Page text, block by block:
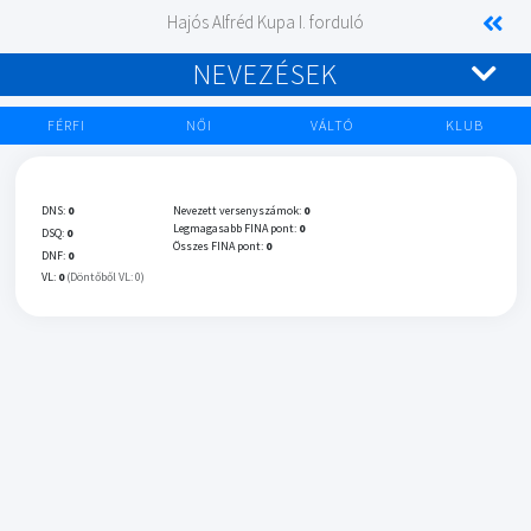
Hajós Alfréd Kupa I. forduló
NEVEZÉSEK
FÉRFI NŐI VÁLTÓ KLUB
DNS: 0
DSQ: 0
DNF: 0
VL: 0 (Döntőből VL: 0)
Nevezett versenyszámok: 0
Legmagasabb FINA pont: 0
Összes FINA pont: 0